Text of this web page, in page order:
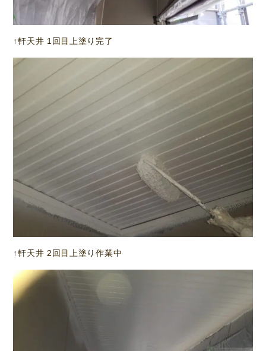
↑軒天井 1回目上塗り完了
↑軒天井 2回目上塗り作業中